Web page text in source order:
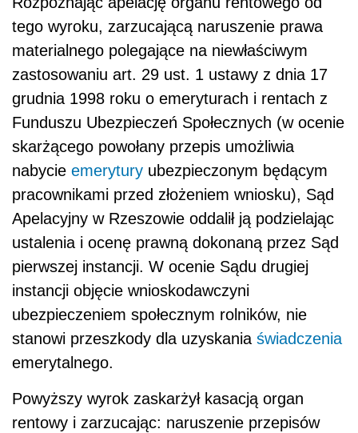
tego wyroku, zarzucającą naruszenie prawa
materialnego polegające na niewłaściwym
zastosowaniu art. 29 ust. 1 ustawy z dnia 17
grudnia 1998 roku o emeryturach i rentach z
Funduszu Ubezpieczeń Społecznych (w ocenie
skarżącego powołany przepis umożliwia
nabycie emerytury ubezpieczonym będącym
pracownikami przed złożeniem wniosku), Sąd
Apelacyjny w Rzeszowie oddalił ją podzielając
ustalenia i ocenę prawną dokonaną przez Sąd
pierwszej instancji. W ocenie Sądu drugiej
instancji objęcie wnioskodawczyni
ubezpieczeniem społecznym rolników, nie
stanowi przeszkody dla uzyskania świadczenia
emerytalnego.
Powyższy wyrok zaskarżył kasacją organ
rentowy i zarzucając: naruszenie przepisów